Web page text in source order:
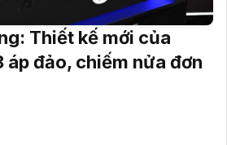
Thiết kế mới của
áp đảo, chiếm nửa đơn